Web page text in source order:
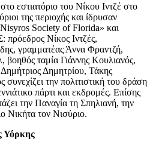
εστιατόριο του Νίκου Ιντζέ στο
της περιοχής και ίδρυσαν
Society of Florida» και
Νίκος Ιντζές,
γραμματέας Άννα Φραντζή,
ταμία Γιάννης Κουλιανός,
Δημητρίου, Τάκης
την πολιτιστική του δράση
πάρτι και εκδρομές. Επίσης
την Παναγία τη Σπηλιανή, την
Νικήτα τον Νισύριο.
Υόρκης